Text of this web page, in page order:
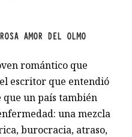
ROSA AMOR DEL OLMO
romántico que
escritor que entendió
que un país también
una mezcla
burocracia, atraso,